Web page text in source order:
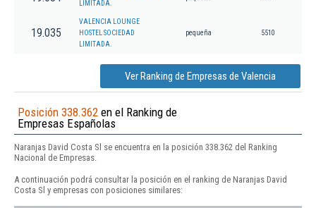
LIMITADA.
19.035
VALENCIA LOUNGE
HOSTEL SOCIEDAD
LIMITADA.
pequeña 5510
Ver Ranking de Empresas de Valencia
Posición 338.362 en el Ranking de
Empresas Españolas
Naranjas David Costa Sl se encuentra en la posición 338.362 del Ranking
Nacional de Empresas.
A continuación podrá consultar la posición en el ranking de Naranjas David
Costa Sl y empresas con posiciones similares: